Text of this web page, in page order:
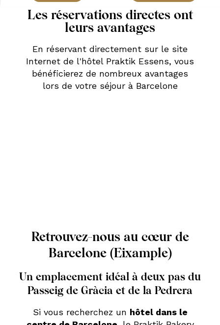
Les réservations directes ont
leurs avantages
En réservant directement sur le site
Internet de l'hôtel Praktik Essens, vous
bénéficierez de nombreux avantages
lors de votre séjour à Barcelone
Retrouvez-nous au cœur de
Barcelone (Eixample)
Un emplacement idéal à deux pas du
Passeig de Gràcia et de la Pedrera
Si vous recherchez un hôtel dans le